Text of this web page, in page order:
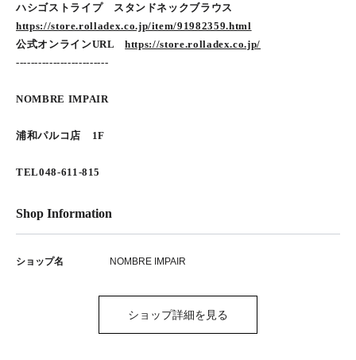
ハシゴストライプ スタンドネックブラウス
https://store.rolladex.co.jp/item/91982359.html
公式オンラインURLhttps://store.rolladex.co.jp/
-------------------------
NOMBRE IMPAIR
浦和パルコ店 1F
TEL048-611-815
Shop Information
ショップ名 NOMBRE IMPAIR
ショップ詳細を見る